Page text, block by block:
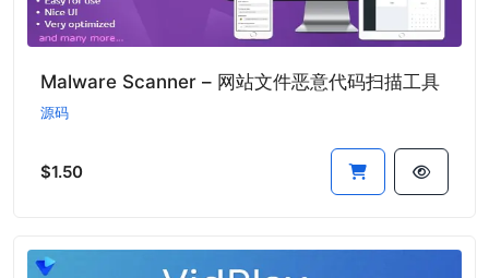
Malware Scanner – 网站文件恶意代码扫描工具
源码
$1.50